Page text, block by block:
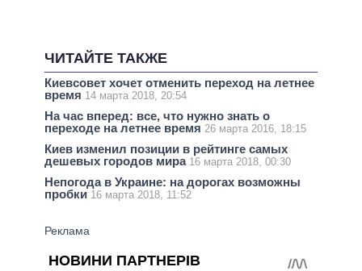
ЧИТАЙТЕ ТАКЖЕ
Киевсовет хочет отменить переход на летнее
время 14 марта 2018, 20:54
На час вперед: все, что нужно знать о
переходе на летнее время 26 марта 2016, 18:15
Киев изменил позиции в рейтинге самых
дешевых городов мира 16 марта 2018, 00:30
Непогода в Украине: на дорогах возможны
пробки 16 марта 2018, 11:52